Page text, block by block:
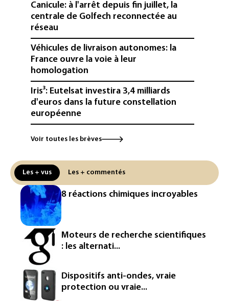
Canicule: à l'arrêt depuis fin juillet, la
centrale de Golfech reconnectée au
réseau
Véhicules de livraison autonomes: la
France ouvre la voie à leur
homologation
Iris³: Eutelsat investira 3,4 milliards
d'euros dans la future constellation
européenne
Le magazine VSD racheté par
l'entrepreneur Vianney d'Alançon
La production française de maïs
attendue au plus bas depuis 1980
"Retour en force" progressif de la
chaleur dans les prochains jours en
France
L'Arabie saoudite, le Pakistan et la
Turquie ont signé un accord de défense
Le Sri Lanka bloque près de 100
nouveaux sites de paris en ligne non
autorisés
Voir toutes les brèves
Les + vus Les + commentés
8 réactions chimiques incroyables
Moteurs de recherche scientifiques
: les alternati...
Dispositifs anti-ondes, vraie
protection ou vraie...